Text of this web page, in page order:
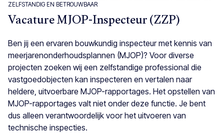
ZELFSTANDIG EN BETROUWBAAR
Vacature MJOP-Inspecteur (ZZP)
Ben jij een ervaren bouwkundig inspecteur met kennis van
meerjarenonderhoudsplannen (MJOP)? Voor diverse
projecten zoeken wij een zelfstandige professional die
vastgoedobjecten kan inspecteren en vertalen naar
heldere, uitvoerbare MJOP-rapportages. Het opstellen van
MJOP-rapportages valt niet onder deze functie. Je bent
dus alleen verantwoordelijk voor het uitvoeren van
technische inspecties.